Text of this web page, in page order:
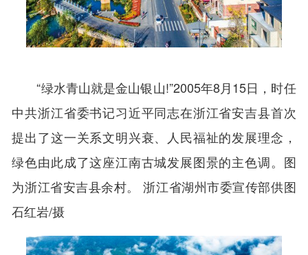
“绿水青山就是金山银山!”2005年8月15日，时任
中共浙江省委书记习近平同志在浙江省安吉县首次
提出了这一关系文明兴衰、人民福祉的发展理念，
绿色由此成了这座江南古城发展图景的主色调。图
为浙江省安吉县余村。 浙江省湖州市委宣传部供图
石红岩/摄